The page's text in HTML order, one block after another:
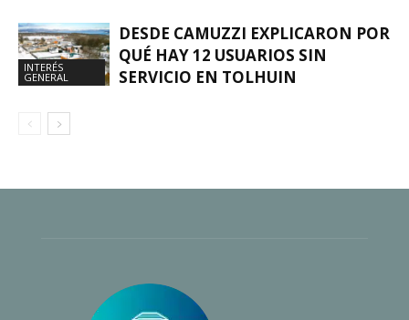
INTERÉS
GENERAL
DESDE CAMUZZI EXPLICARON POR
QUÉ HAY 12 USUARIOS SIN
SERVICIO EN TOLHUIN